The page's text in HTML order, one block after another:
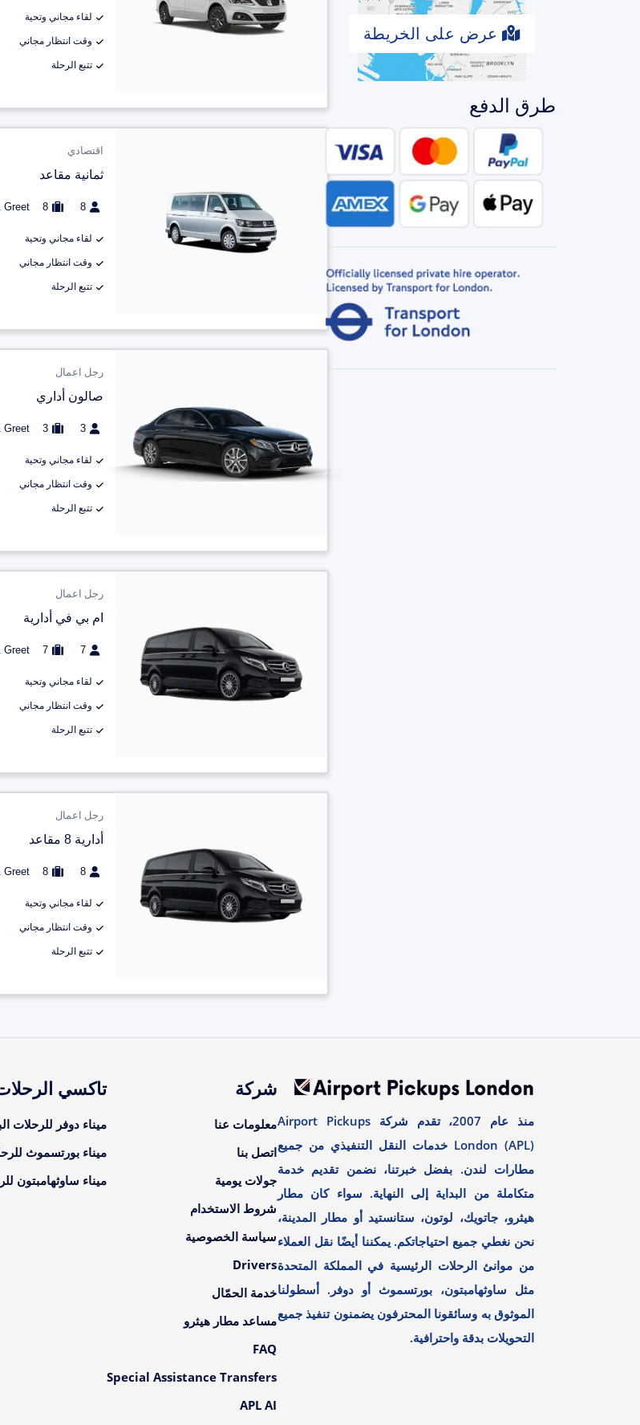
عرض على الخريطة
طرق الدفع
لقاء مجاني وتحية
وقت انتظار مجاني
تتبع الرحلة
اقتصادي
ثمانية مقاعد
8
8
Greet
لقاء مجاني وتحية
وقت انتظار مجاني
تتبع الرحلة
رجل اعمال
صالون أداري
3
3
Greet
لقاء مجاني وتحية
وقت انتظار مجاني
تتبع الرحلة
رجل اعمال
ام بي في أدارية
7
7
Greet
لقاء مجاني وتحية
وقت انتظار مجاني
تتبع الرحلة
رجل اعمال
أدارية 8 مقاعد
8
8
Greet
لقاء مجاني وتحية
وقت انتظار مجاني
تتبع الرحلة
منذ عام 2007، تقدم شركة Airport Pickups
London (APL) خدمات النقل التنفيذي من جميع
مطارات لندن. بفضل خبرتنا، نضمن تقديم خدمة
متكاملة من البداية إلى النهاية. سواء كان مطار
هيثرو، جاتويك، لوتون، ستانستيد أو مطار المدينة،
نحن نغطي جميع احتياجاتكم. يمكننا أيضًا نقل العملاء
من موانئ الرحلات الرئيسية في المملكة المتحدة
مثل ساوثهامبتون، بورتسموث أو دوفر. أسطولنا
الموثوق به وسائقونا المحترفون يضمنون تنفيذ جميع
التحويلات بدقة واحترافية.
شركة
معلومات عنا
اتصل بنا
جولات يومية
شروط الاستخدام
سياسة الخصوصية
Drivers
خدمة الحمّال
مساعد مطار هيثرو
FAQ
Special Assistance Transfers
APL AI
تاكسي
ميناء دوفر للرحلات
ميناء بورتسموث
ميناء ساوثهامبتون